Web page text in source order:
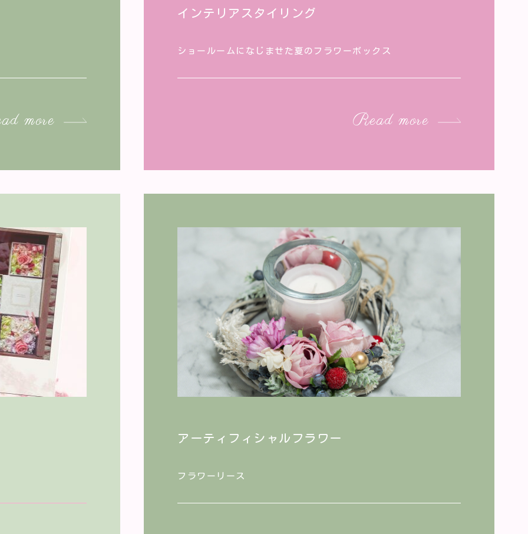
more
インテリアスタイリング
ショールームになじませた夏のフラワーボックス
Read more
アーティフィシャルフラワー
フラワーリース